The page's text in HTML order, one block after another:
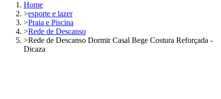
Home
>esporte e lazer
>Praia e Piscina
>Rede de Descanso
>Rede de Descanso Dormir Casal Bege Costura Reforçada -
Dicaza